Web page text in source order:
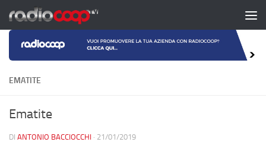
Salta al contenuto
EMATITE
Ematite
DI ANTONIO BACCIOCCHI · 21/01/2019